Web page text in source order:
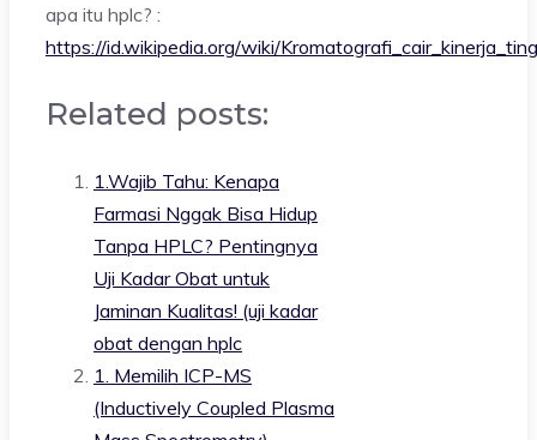
apa itu hplc? :
https://id.wikipedia.org/wiki/
Related posts:
1.Wajib Tahu: Kenapa
Farmasi Nggak Bisa Hidup
Tanpa HPLC? Pentingnya
Uji Kadar Obat untuk
Jaminan Kualitas! (uji kadar
obat dengan hplc
1. Memilih ICP-MS
(Inductively Coupled Plasma